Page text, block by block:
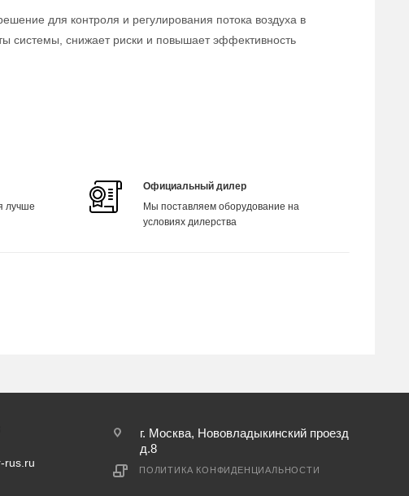
для контроля и регулирования потока воздуха в
системы, снижает риски и повышает эффективность
лучше
Официальный дилер
Мы поставляем оборудование на
условиях дилерства
rus.ru
г. Москва, Нововладыкинский проезд
д.8
ПОЛИТИКА КОНФИДЕНЦИАЛЬНОСТИ